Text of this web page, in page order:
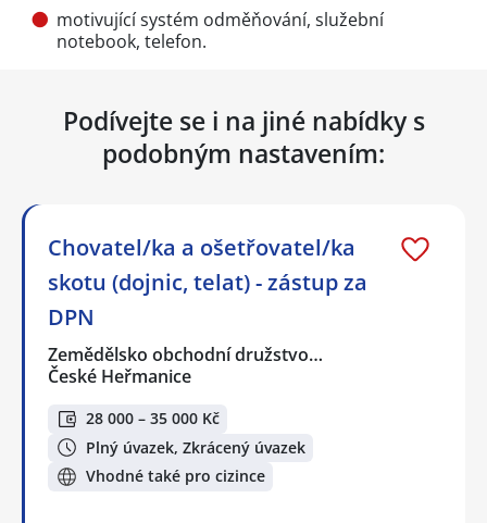
motivující systém odměňování, služební
notebook, telefon.
Podívejte se i na jiné nabídky s
podobným nastavením:
Chovatel/ka a ošetřovatel/ka
skotu (dojnic, telat) - zástup za
DPN
Zemědělsko obchodní družstvo…
České Heřmanice
28 000 – 35 000 Kč
Plný úvazek, Zkrácený úvazek
Vhodné také pro cizince